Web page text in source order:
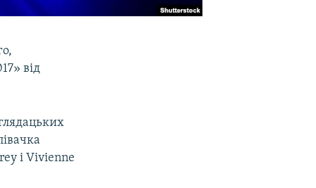
від
і Vivienne